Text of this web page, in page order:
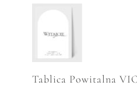
Tablica Powitalna